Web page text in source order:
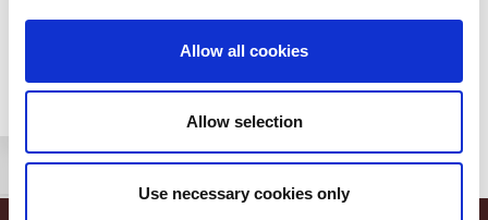
Allow all cookies
Allow selection
Use necessary cookies only
PASTA GRATINATA CON STICK DI
GUANCIALE NEGRONI E
Products Categories
Affettati